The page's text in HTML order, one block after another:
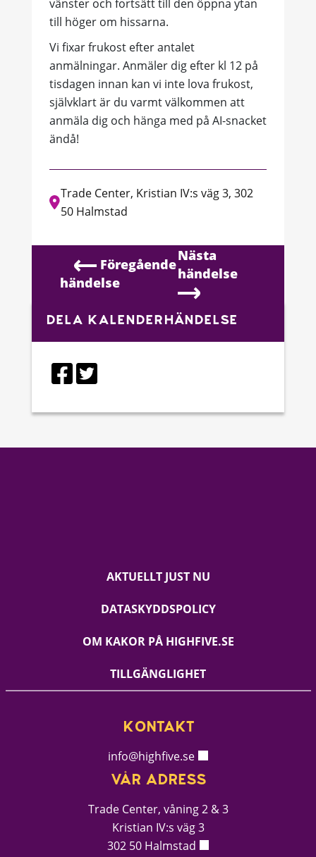
vänster och fortsätt till den öppna ytan
till höger om hissarna.
Vi fixar frukost efter antalet
anmälningar. Anmäler dig efter kl 12 på
tisdagen innan kan vi inte lova frukost,
självklart är du varmt välkommen att
anmäla dig och hänga med på AI-snacket
ändå!
Trade Center, Kristian IV:s väg 3, 302
50 Halmstad
Föregående
händelse
Nästa
händelse
DELA KALENDERHÄNDELSE
AKTUELLT JUST NU
DATASKYDDSPOLICY
OM KAKOR PÅ HIGHFIVE.SE
TILLGÄNGLIGHET
KONTAKT
info@highfive.se
VÅR ADRESS
Trade Center, våning 2 & 3
Kristian IV:s väg 3
302 50 Halmstad